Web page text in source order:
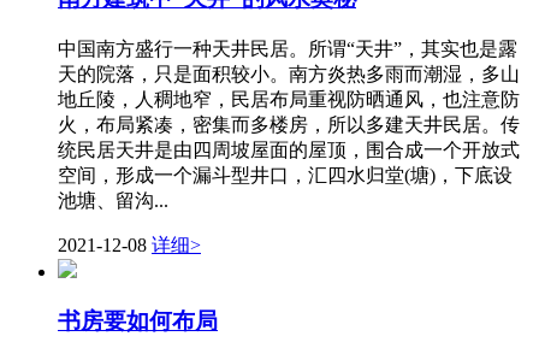
中国南方盛行一种天井民居。所谓“天井”，其实也是露
天的院落，只是面积较小。南方炎热多雨而潮湿，多山
地丘陵，人稠地窄，民居布局重视防晒通风，也注意防
火，布局紧凑，密集而多楼房，所以多建天井民居。传
统民居天井是由四周坡屋面的屋顶，围合成一个开放式
空间，形成一个漏斗型井口，汇四水归堂(塘)，下底设
池塘、留沟...
2021-12-08 详细>
书房要如何布局